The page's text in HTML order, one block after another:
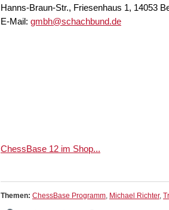
Hanns-Braun-Str., Friesenhaus 1, 14053
E-Mail: gmbh@schachbund.de
ChessBase 12 im Shop...
Themen: ChessBase Programm, Michael Richter,